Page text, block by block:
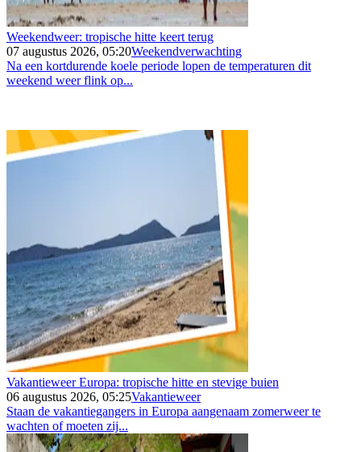
Weekendweer: tropische hitte keert terug
07 augustus 2026, 05:20Weekendverwachting
Na een kortdurende koele periode lopen de temperaturen dit
weekend weer flink op...
Vakantieweer Europa: tropische hitte en stevige buien
06 augustus 2026, 05:25Vakantieweer
Staan de vakantiegangers in Europa aangenaam zomerweer te
wachten of moeten zij...